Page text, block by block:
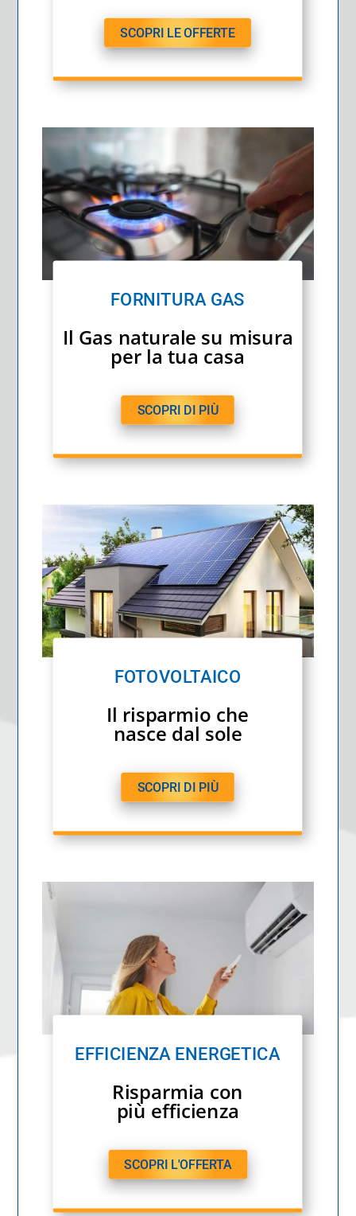
SCOPRI LE OFFERTE
FORNITURA GAS
Il Gas naturale su misura
per la tua casa
SCOPRI DI PIÙ
FOTOVOLTAICO
Il risparmio che
nasce dal sole
SCOPRI DI PIÙ
EFFICIENZA ENERGETICA
Risparmia con
più efficienza
SCOPRI L'OFFERTA